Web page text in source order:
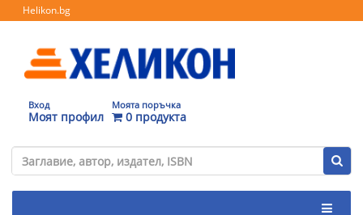
Helikon.bg
Вход
Моят профил
Моята поръчка
0 продукта